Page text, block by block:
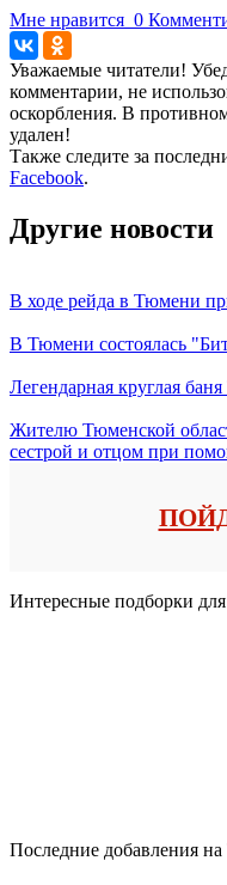
Мне нравится 0
Уважаемые читатели!
комментарии, не
оскорбления. В
удален!
Также следите за
Facebook.
Другие новости
В ходе рейда в Тюмени
В Тюмени состоялась
Легендарная круглая
Жителю Тюменской
сестрой и отцом при
Интересные подборки для
Последние добавления